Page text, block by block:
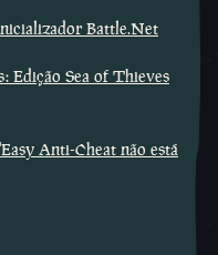
Battle.Net
Edição Sea of Thieves
Anti-Cheat não está